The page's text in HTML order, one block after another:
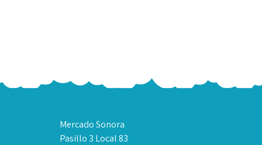
Mercado Sonora
Pasillo 3 Local 83